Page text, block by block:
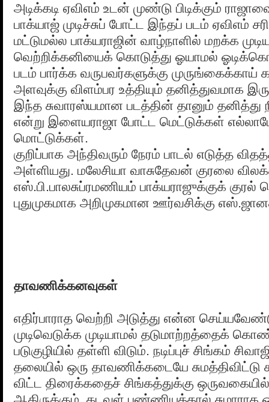
அடிக்கடி ஏவிஎம் உடன் முண்டு பிடிக்கும்
பாக்யாஜ் முடிச்சுப் போட்ட இந்தப் படம் ஏவிஎம்
மட்டுமல்ல பாக்யராஜின் வாழ்நாளில் மறக்க
வெற்றிக்கனியைக் கொடுத்து ஓயாமல்
படம் பார்க்க வருபவர்களுக்கு முருங்கைக்காய்
அளவுக்கு விளம்பர உத்தியும் தனித்துவமாக
இந்த சுவாரஸ்யமான படத்தின் தானும் தனித்து
என்று இளையராஜா போட்ட மெட்டுக்கள்
மொட்டுக்கள்.
குறிப்பாக அந்திவரும் நேரம் பாடல் எடுத்த
அள்ளியது. மலேசியா வாசுதேவன் குரலை
எஸ்.பி.பாலசுப்ரமணியம் பாக்யராஜுக்குக் குரல்
புதுமுகமாக அறிமுகமான ஊர்வசிக்கு
தாவணிக்கனவுகள்
எதிர்பாராத வெற்றி அடுத்து என்ன
முடிவெடுக்க முடியாமல் தடுமாற்றத்தைக்
படுகுழியில் தள்ளி விடும். நடிப்புச் சிங்கம்
தலையில் ஒரு தாவணிக்கடையே
விட்ட திரைக்கதைச் சிங்கத்துக்கு ஒருவகையில்